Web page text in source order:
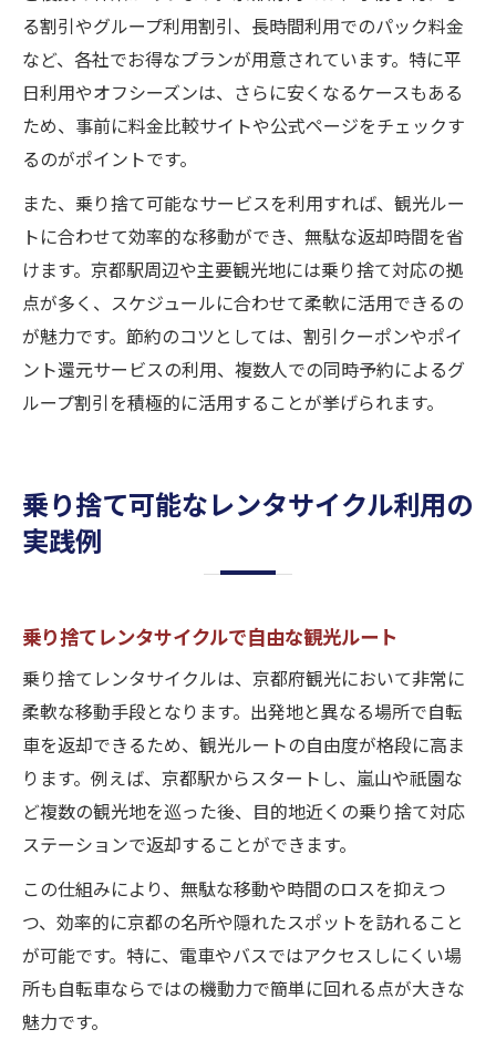
る割引やグループ利用割引、長時間利用でのパック料金
など、各社でお得なプランが用意されています。特に平
日利用やオフシーズンは、さらに安くなるケースもある
ため、事前に料金比較サイトや公式ページをチェックす
るのがポイントです。
また、乗り捨て可能なサービスを利用すれば、観光ルー
トに合わせて効率的な移動ができ、無駄な返却時間を省
けます。京都駅周辺や主要観光地には乗り捨て対応の拠
点が多く、スケジュールに合わせて柔軟に活用できるの
が魅力です。節約のコツとしては、割引クーポンやポイ
ント還元サービスの利用、複数人での同時予約によるグ
ループ割引を積極的に活用することが挙げられます。
乗り捨て可能なレンタサイクル利用の
実践例
乗り捨てレンタサイクルで自由な観光ルート
乗り捨てレンタサイクルは、京都府観光において非常に
柔軟な移動手段となります。出発地と異なる場所で自転
車を返却できるため、観光ルートの自由度が格段に高ま
ります。例えば、京都駅からスタートし、嵐山や祇園な
ど複数の観光地を巡った後、目的地近くの乗り捨て対応
ステーションで返却することができます。
この仕組みにより、無駄な移動や時間のロスを抑えつ
つ、効率的に京都の名所や隠れたスポットを訪れること
が可能です。特に、電車やバスではアクセスしにくい場
所も自転車ならではの機動力で簡単に回れる点が大きな
魅力です。